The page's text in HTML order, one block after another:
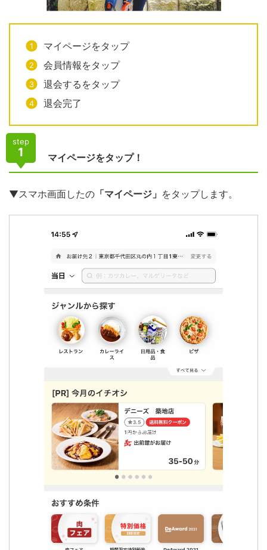
マイページをタップ
会員情報をタップ
退会するをタップ
退会完了
step
1 マイページをタップ！
▼スマホ画面したの 「マイページ」 をタップします。